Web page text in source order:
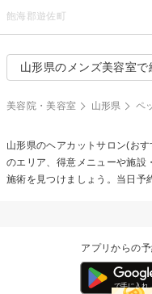
飽海郡遊佐町
山形県のメンズ美容室で
美容院・美容室 山形県 ペ
山形県のヘアカットサロン(お
のエリア、得意メニューや施設
施術を見つけましょう。当日予
アプリからの